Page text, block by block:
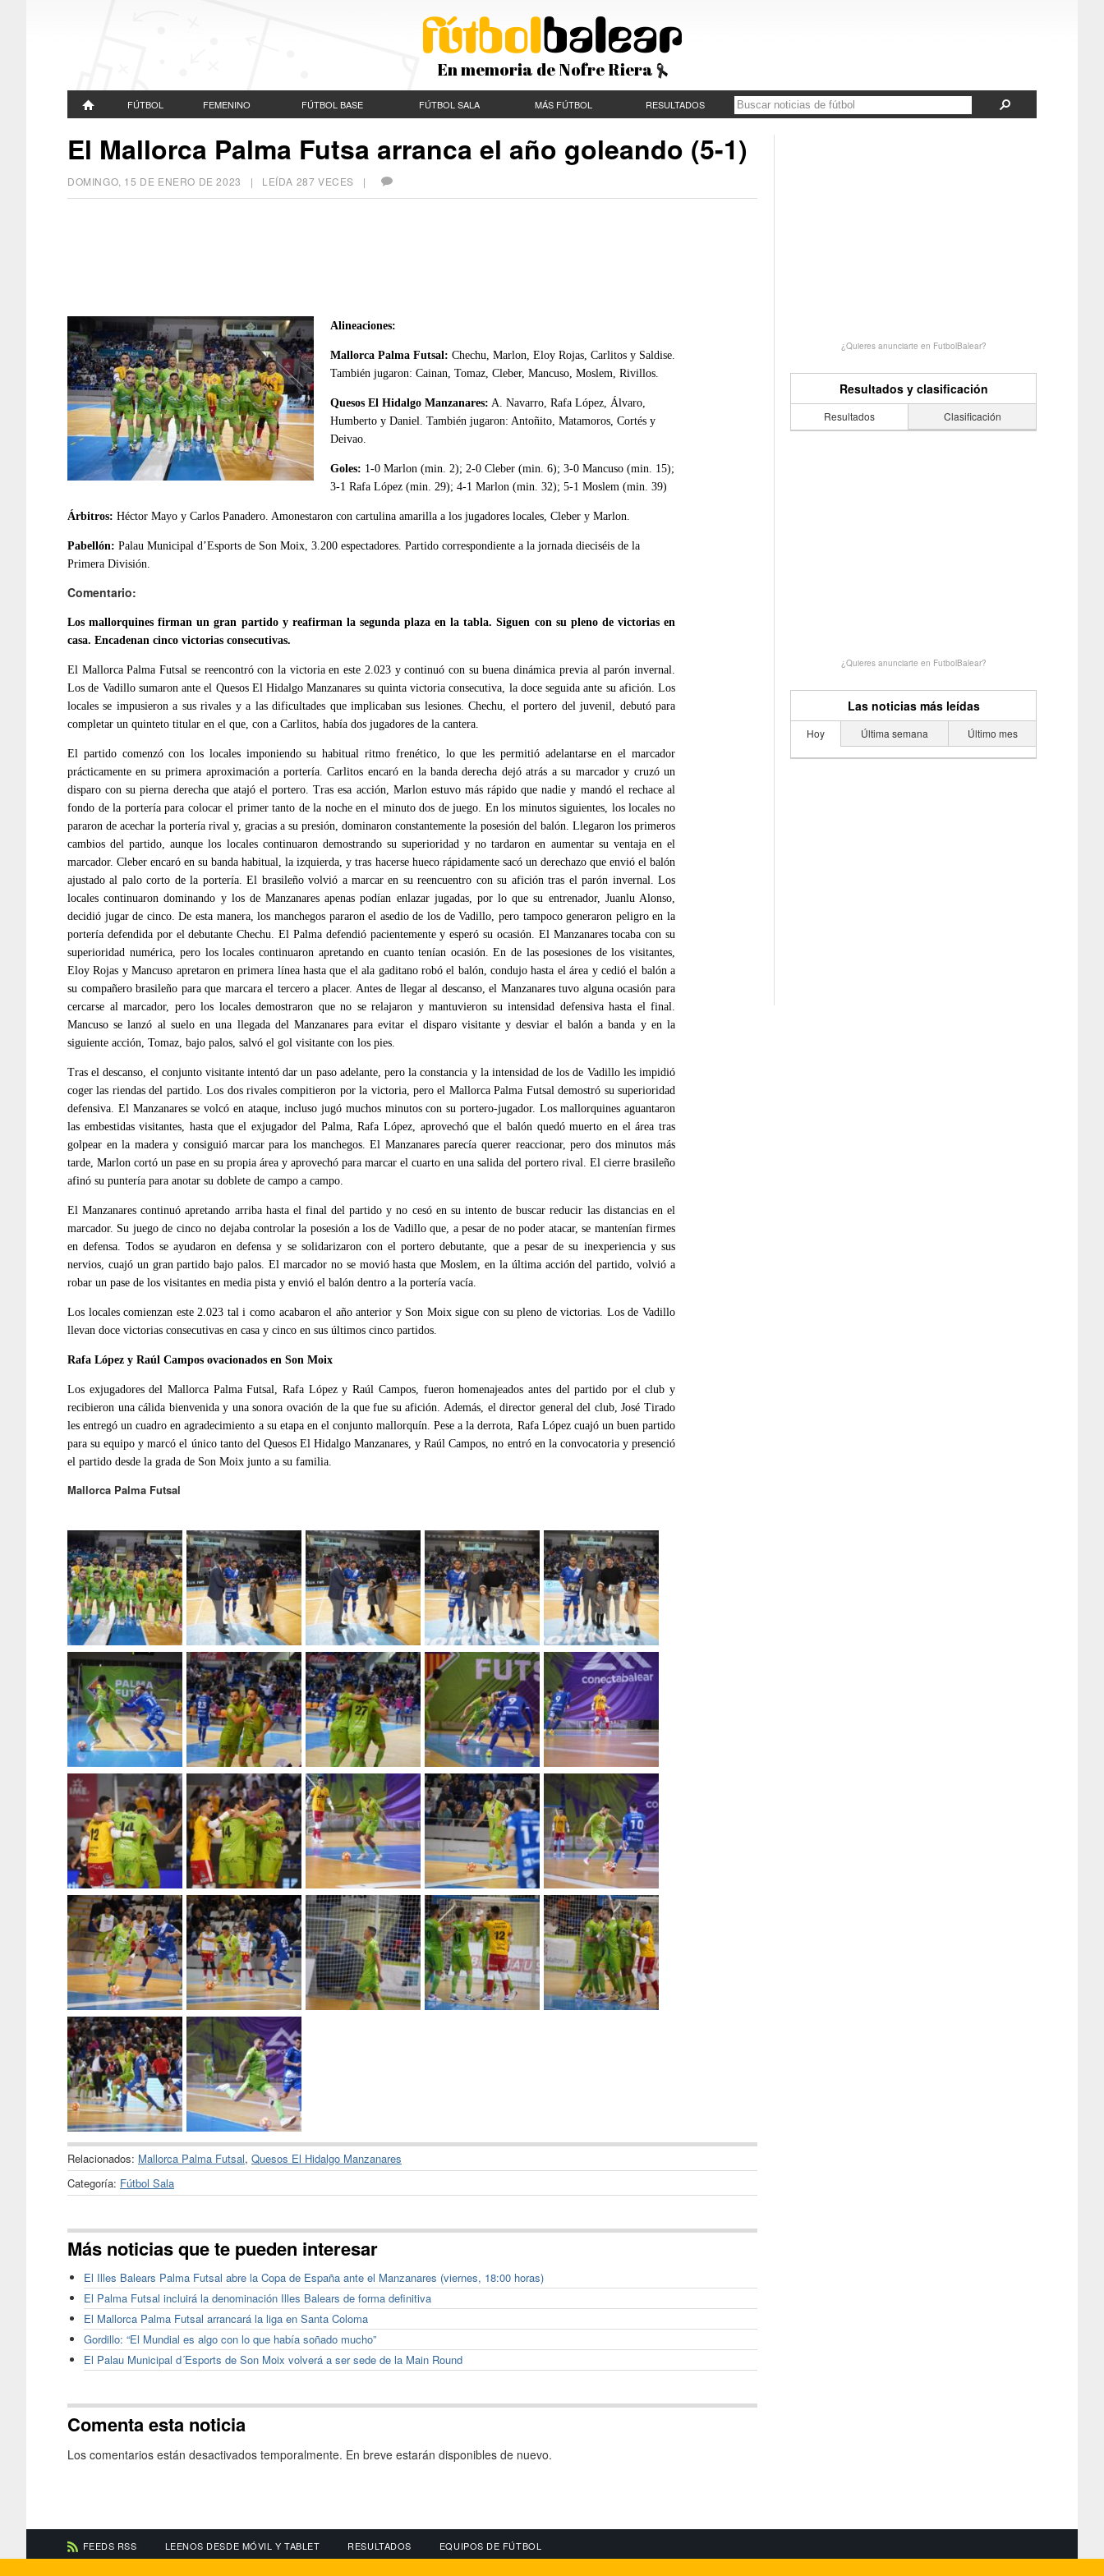
En memoria de Nofre Riera
FÚTBOL FEMENINO FÚTBOL BASE FÚTBOL SALA MÁS FÚTBOL RESULTADOS
El Mallorca Palma Futsa arranca el año goleando (5-1)
DOMINGO, 15 DE ENERO DE 2023 | LEÍDA 287 VECES |
Alineaciones:
Mallorca Palma Futsal: Chechu, Marlon, Eloy Rojas, Carlitos y Saldise.
También jugaron: Cainan, Tomaz, Cleber, Mancuso, Moslem, Rivillos.
Quesos El Hidalgo Manzanares: A. Navarro, Rafa López, Álvaro,
Humberto y Daniel. También jugaron: Antoñito, Matamoros, Cortés y
Deivao.
Goles: 1-0 Marlon (min. 2); 2-0 Cleber (min. 6); 3-0 Mancuso (min. 15);
3-1 Rafa López (min. 29); 4-1 Marlon (min. 32); 5-1 Moslem (min. 39)
Árbitros: Héctor Mayo y Carlos Panadero. Amonestaron con cartulina amarilla a los jugadores locales, Cleber y Marlon.
Pabellón: Palau Municipal d’Esports de Son Moix, 3.200 espectadores. Partido correspondiente a la jornada dieciséis de la
Primera División.
Comentario:
Los mallorquines firman un gran partido y reafirman la segunda plaza en la tabla. Siguen con su pleno de victorias en
casa. Encadenan cinco victorias consecutivas.
El Mallorca Palma Futsal se reencontró con la victoria en este 2.023 y continuó con su buena dinámica previa al parón invernal.
Los de Vadillo sumaron ante el Quesos El Hidalgo Manzanares su quinta victoria consecutiva, la doce seguida ante su afición. Los
locales se impusieron a sus rivales y a las dificultades que implicaban sus lesiones. Chechu, el portero del juvenil, debutó para
completar un quinteto titular en el que, con a Carlitos, había dos jugadores de la cantera.
El partido comenzó con los locales imponiendo su habitual ritmo frenético, lo que les permitió adelantarse en el marcador
prácticamente en su primera aproximación a portería. Carlitos encaró en la banda derecha dejó atrás a su marcador y cruzó un
disparo con su pierna derecha que atajó el portero. Tras esa acción, Marlon estuvo más rápido que nadie y mandó el rechace al
fondo de la portería para colocar el primer tanto de la noche en el minuto dos de juego. En los minutos siguientes, los locales no
pararon de acechar la portería rival y, gracias a su presión, dominaron constantemente la posesión del balón. Llegaron los primeros
cambios del partido, aunque los locales continuaron demostrando su superioridad y no tardaron en aumentar su ventaja en el
marcador. Cleber encaró en su banda habitual, la izquierda, y tras hacerse hueco rápidamente sacó un derechazo que envió el balón
ajustado al palo corto de la portería. El brasileño volvió a marcar en su reencuentro con su afición tras el parón invernal. Los
locales continuaron dominando y los de Manzanares apenas podían enlazar jugadas, por lo que su entrenador, Juanlu Alonso,
decidió jugar de cinco. De esta manera, los manchegos pararon el asedio de los de Vadillo, pero tampoco generaron peligro en la
portería defendida por el debutante Chechu. El Palma defendió pacientemente y esperó su ocasión. El Manzanares tocaba con su
superioridad numérica, pero los locales continuaron apretando en cuanto tenían ocasión. En de las posesiones de los visitantes,
Eloy Rojas y Mancuso apretaron en primera línea hasta que el ala gaditano robó el balón, condujo hasta el área y cedió el balón a
su compañero brasileño para que marcara el tercero a placer. Antes de llegar al descanso, el Manzanares tuvo alguna ocasión para
cercarse al marcador, pero los locales demostraron que no se relajaron y mantuvieron su intensidad defensiva hasta el final.
Mancuso se lanzó al suelo en una llegada del Manzanares para evitar el disparo visitante y desviar el balón a banda y en la
siguiente acción, Tomaz, bajo palos, salvó el gol visitante con los pies.
Tras el descanso, el conjunto visitante intentó dar un paso adelante, pero la constancia y la intensidad de los de Vadillo les impidió
coger las riendas del partido. Los dos rivales compitieron por la victoria, pero el Mallorca Palma Futsal demostró su superioridad
defensiva. El Manzanares se volcó en ataque, incluso jugó muchos minutos con su portero-jugador. Los mallorquines aguantaron
las embestidas visitantes, hasta que el exjugador del Palma, Rafa López, aprovechó que el balón quedó muerto en el área tras
golpear en la madera y consiguió marcar para los manchegos. El Manzanares parecía querer reaccionar, pero dos minutos más
tarde, Marlon cortó un pase en su propia área y aprovechó para marcar el cuarto en una salida del portero rival. El cierre brasileño
afinó su puntería para anotar su doblete de campo a campo.
El Manzanares continuó apretando arriba hasta el final del partido y no cesó en su intento de buscar reducir las distancias en el
marcador. Su juego de cinco no dejaba controlar la posesión a los de Vadillo que, a pesar de no poder atacar, se mantenían firmes
en defensa. Todos se ayudaron en defensa y se solidarizaron con el portero debutante, que a pesar de su inexperiencia y sus
nervios, cuajó un gran partido bajo palos. El marcador no se movió hasta que Moslem, en la última acción del partido, volvió a
robar un pase de los visitantes en media pista y envió el balón dentro a la portería vacía.
Los locales comienzan este 2.023 tal i como acabaron el año anterior y Son Moix sigue con su pleno de victorias. Los de Vadillo
llevan doce victorias consecutivas en casa y cinco en sus últimos cinco partidos.
Rafa López y Raúl Campos ovacionados en Son Moix
Los exjugadores del Mallorca Palma Futsal, Rafa López y Raúl Campos, fueron homenajeados antes del partido por el club y
recibieron una cálida bienvenida y una sonora ovación de la que fue su afición. Además, el director general del club, José Tirado
les entregó un cuadro en agradecimiento a su etapa en el conjunto mallorquín. Pese a la derrota, Rafa López cuajó un buen partido
para su equipo y marcó el único tanto del Quesos El Hidalgo Manzanares, y Raúl Campos, no entró en la convocatoria y presenció
el partido desde la grada de Son Moix junto a su familia.
Mallorca Palma Futsal
Relacionados: Mallorca Palma Futsal, Quesos El Hidalgo Manzanares
Categoría: Fútbol Sala
Más noticias que te pueden interesar
El Illes Balears Palma Futsal abre la Copa de España ante el Manzanares (viernes, 18:00 horas)
El Palma Futsal incluirá la denominación Illes Balears de forma definitiva
El Mallorca Palma Futsal arrancará la liga en Santa Coloma
Gordillo: “El Mundial es algo con lo que había soñado mucho”
El Palau Municipal d´Esports de Son Moix volverá a ser sede de la Main Round
Comenta esta noticia
Los comentarios están desactivados temporalmente. En breve estarán disponibles de nuevo.
¿Quieres anunciarte en FutbolBalear?
Resultados y clasificación
Resultados Clasificación
¿Quieres anunciarte en FutbolBalear?
Las noticias más leídas
Hoy Última semana Último mes
FEEDS RSS LEENOS DESDE MÓVIL Y TABLET RESULTADOS EQUIPOS DE FÚTBOL